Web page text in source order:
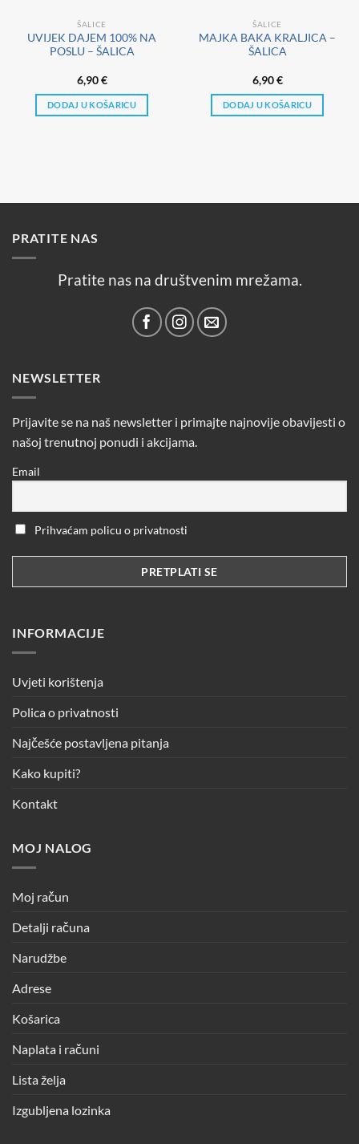
ŠALICE
UVIJEK DAJEM 100% NA
POSLU – ŠALICA
6,90€
DODAJ U KOŠARICU
ŠALICE
MAJKA BAKA KRALJICA –
ŠALICA
6,90€
DODAJ U KOŠARICU
PRATITE NAS
Pratite nas na društvenim mrežama.
NEWSLETTER
Prijavite se na naš newsletter i primajte najnovije obavijesti o
našoj trenutnoj ponudi i akcijama.
Email
Prihvaćam policu o privatnosti
INFORMACIJE
Uvjeti korištenja
Polica o privatnosti
Najčešće postavljena pitanja
Kako kupiti?
Kontakt
MOJ NALOG
Moj račun
Detalji računa
Narudžbe
Adrese
Košarica
Naplata i računi
Lista želja
Izgubljena lozinka